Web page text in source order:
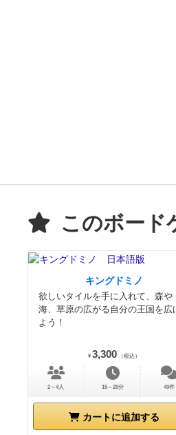
このボード
キングドミノ
欲しいタイルを手に入れて、森や
海、草原の広がる自分の王国を広
よう！
¥ 3,300 （税込）
2～4人 15～20分 49件
カートに追加する